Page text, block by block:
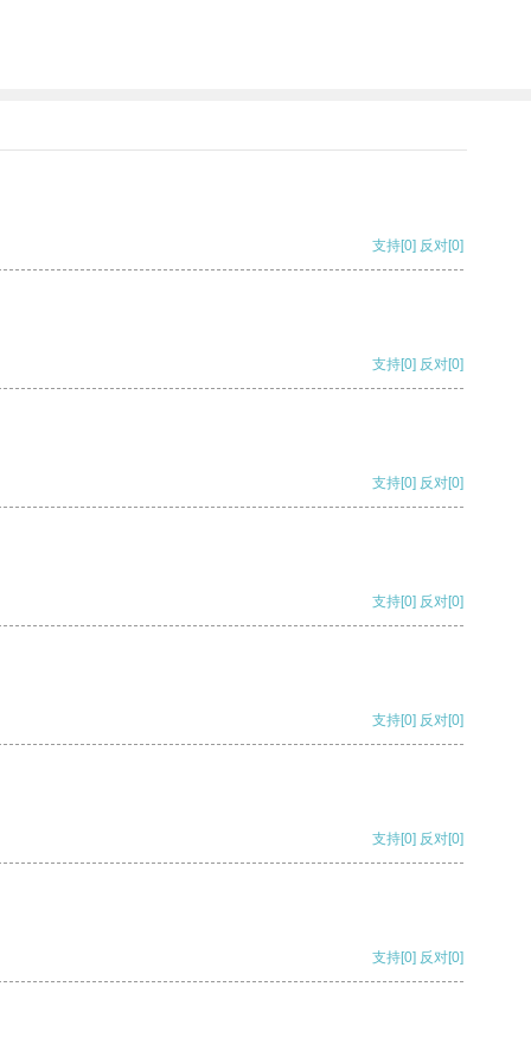
支持[0] 反对[0]
支持[0] 反对[0]
支持[0] 反对[0]
支持[0] 反对[0]
支持[0] 反对[0]
支持[0] 反对[0]
支持[0] 反对[0]